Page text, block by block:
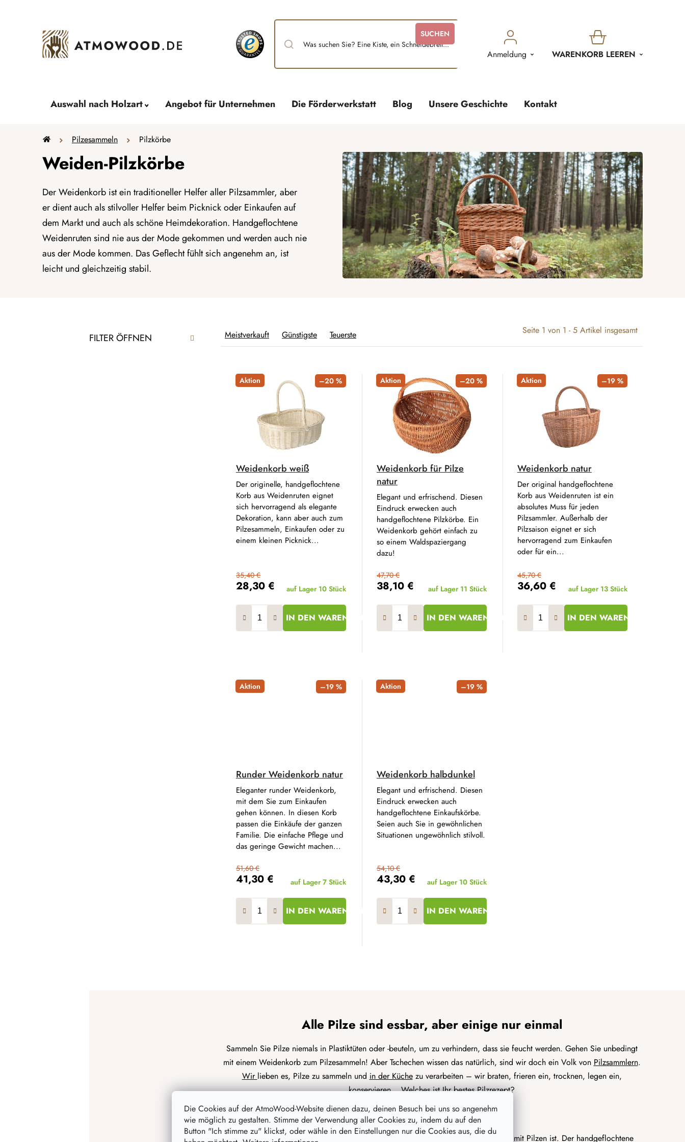
Die Cookies auf der AtmoWood-Website dienen dazu, deinen Besuch bei uns so angenehm
wie möglich zu gestalten. Stimme der Verwendung aller Cookies zu, indem du auf den
Button "Ich stimme zu" klickst, oder wähle in den Einstellungen nur die Cookies aus, die du
SUCHEN
Anmeldung
WARENKORB
WARENKORB LEEREN
Auswahl nach Holzart Angebot für Unternehmen Die Förderwerkstatt Blog Unsere Geschichte Kontakt
StartseitePilzesammeln Pilzkörbe
Weiden-Pilzkörbe
Der Weidenkorb ist ein traditioneller Helfer aller Pilzsammler, aber
er dient auch als stilvoller Helfer beim Picknick oder Einkaufen auf
dem Markt und auch als schöne Heimdekoration. Handgeflochtene
Weidenruten sind nie aus der Mode gekommen und werden auch nie
aus der Mode kommen. Das Geflecht fühlt sich angenehm an, ist
leicht und gleichzeitig stabil.
FILTER ÖFFNEN
Seite 1 von 1 -5 Artikel insgesamt
P
rMeistverkauft Günstigste Teuerste
Aktion –20 %
Weidenkorb weiß
28,30 €
35,40 €
auf Lager 10 Stück
IN DEN WARENKORB
Der originelle, handgeflochtene
Korb aus Weidenruten eignet
sich hervorragend als elegante
Dekoration, kann aber auch zum
Pilzesammeln, Einkaufen oder zu
einem kleinen Picknick...
Aktion –20 %
Weidenkorb für Pilze
natur
38,10 €
47,70 €
auf Lager 11 Stück
IN DEN WARENKORB
Elegant und erfrischend. Diesen
Eindruck erwecken auch
handgeflochtene Pilzkörbe. Ein
Weidenkorb gehört einfach zu
so einem Waldspaziergang
dazu!
Aktion –19 %
Weidenkorb natur
36,60 €
45,70 €
auf Lager 13 Stück
IN DEN WARENKORB
Der original handgeflochtene
Korb aus Weidenruten ist ein
absolutes Muss für jeden
Pilzsammler. Außerhalb der
Pilzsaison eignet er sich
hervorragend zum Einkaufen
oder für ein...
Aktion –19 %
Runder Weidenkorb natur
41,30 €
51,60 €
auf Lager 7 Stück
IN DEN WARENKORB
Eleganter runder Weidenkorb,
mit dem Sie zum Einkaufen
gehen können. In diesen Korb
passen die Einkäufe der ganzen
Familie. Die einfache Pflege und
das geringe Gewicht machen...
Aktion –19 %
Weidenkorb halbdunkel
43,30 €
54,10 €
auf Lager 10 Stück
IN DEN WARENKORB
Elegant und erfrischend. Diesen
Eindruck erwecken auch
handgeflochtene Einkaufskörbe.
Seien auch Sie in gewöhnlichen
Situationen ungewöhnlich stilvoll.
e
r
e
l
e
m
e
n
t
e
d
Alle Pilze sind essbar, aber einige nur einmal
Sammeln Sie Pilze niemals in Plastiktüten oder -beuteln, um zu verhindern, dass sie feucht werden. Gehen Sie unbedingt
mit einem Weidenkorb zum Pilzesammeln! Aber Tschechen wissen das natürlich, sind wir doch ein Volk von Pilzsammlern.
Wir lieben es, Pilze zu sammeln und in der Küchezu verarbeiten – wir braten, frieren ein, trocknen, legen ein,
konservieren... Welches ist Ihr bestes Pilzrezept?
Universal-Weidenkorb
DerbestePilzkorb ist einer, der auf dem Hinweg leicht und auf dem Rückweg voll mit Pilzen ist. Der handgeflochtene